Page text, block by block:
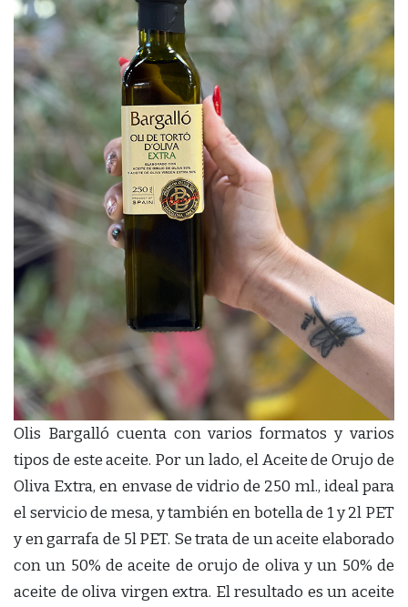
Olis Bargalló cuenta con varios formatos y varios
tipos de este aceite. Por un lado, el Aceite de Orujo de
Oliva Extra, en envase de vidrio de 250 ml., ideal para
el servicio de mesa, y también en botella de 1 y 2l PET
y en garrafa de 5l PET. Se trata de un aceite elaborado
con un 50% de aceite de orujo de oliva y un 50% de
aceite de oliva virgen extra. El resultado es un aceite